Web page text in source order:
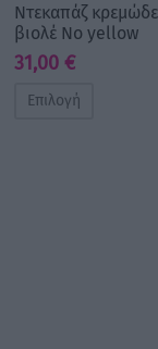
Ντεκαπάζ
βιολέ No yellow
31,00 €
Επιλογή